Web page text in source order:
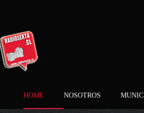
HOME NOSOTROS